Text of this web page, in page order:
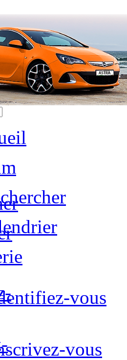
vous
vous